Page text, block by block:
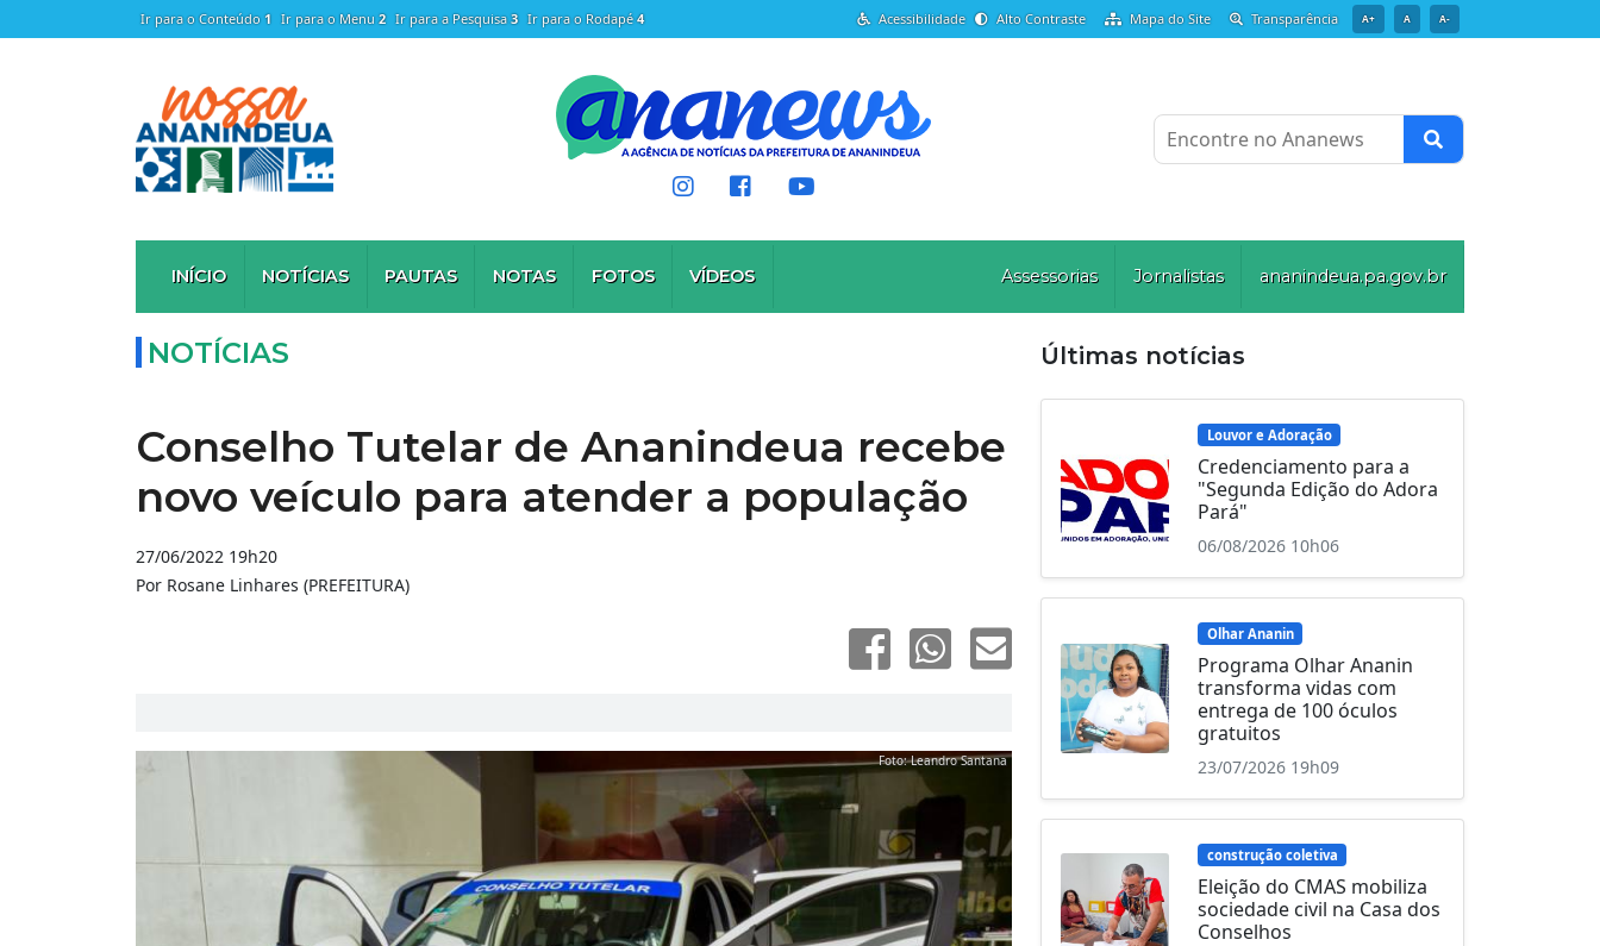
Ir para o Conteúdo 1 Ir para o Menu 2 Ir para a Pesquisa 3 Ir para o Rodapé4 Acessibilidade Alto Contraste Mapa do Site Transparência A+ A A-
Encontre no Ananews
INÍCIO NOTÍCIAS PAUTAS NOTAS FOTOS VÍDEOS Assessorias Jornalistas ananindeua.pa.gov.br
NOTÍCIAS
Conselho Tutelar de Ananindeua recebe
novo veículo para atender a população
27/06/2022 19h20
Por Rosane Linhares (PREFEITURA)
Foto: Leandro Santana
Últimas notícias
Louvor e Adoração
Credenciamento para a
"Segunda Edição do Adora
Pará"
06/08/2026 10h06
Olhar Ananin
Programa Olhar Ananin
transforma vidas com
entrega de 100 óculos
gratuitos
23/07/2026 19h09
construção coletiva
Eleição do CMAS mobiliza
sociedade civil na Casa dos
Conselhos